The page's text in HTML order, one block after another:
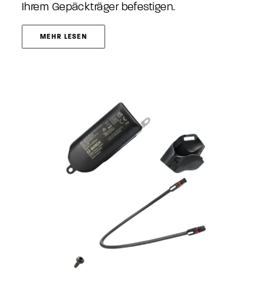
Ihrem Gepäckträger befestigen.
MEHR LESEN